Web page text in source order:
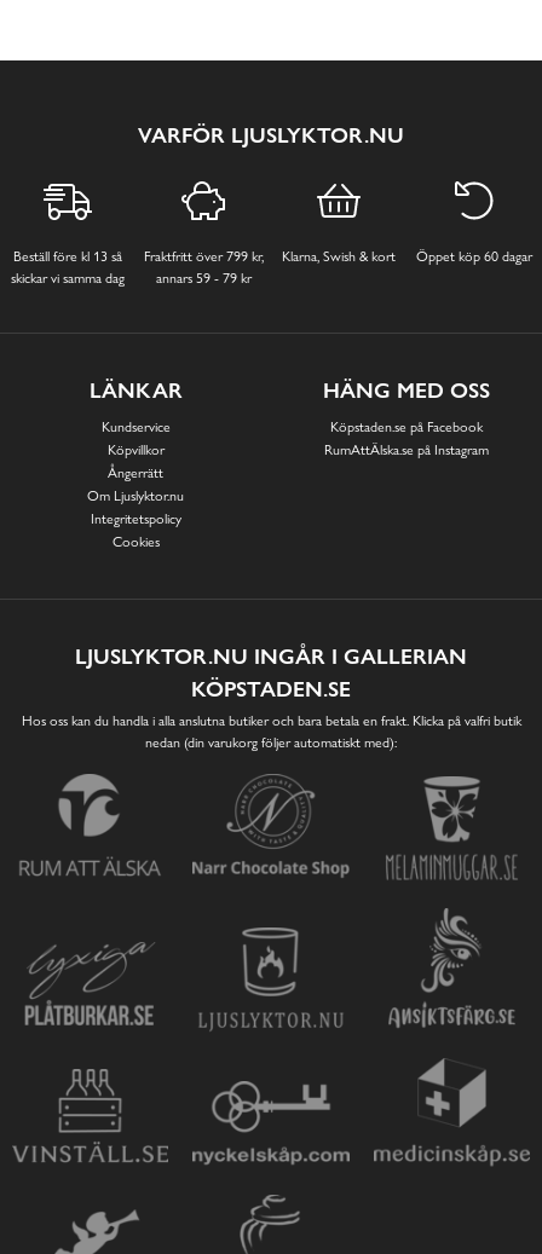
VARFÖR LJUSLYKTOR.NU
Beställ före kl 13 så
skickar vi samma dag
Fraktfritt över 799 kr,
annars 59 - 79 kr
Klarna, Swish & kort Öppet köp 60 dagar
LÄNKAR
Kundservice
Köpvillkor
Ångerrätt
Om Ljuslyktor.nu
Integritetspolicy
Cookies
HÄNG MED OSS
Köpstaden.se på Facebook
RumAttÄlska.se på Instagram
LJUSLYKTOR.NU INGÅR I GALLERIAN
KÖPSTADEN.SE
Hos oss kan du handla i alla anslutna butiker och bara betala en frakt. Klicka på valfri butik
nedan (din varukorg följer automatiskt med):